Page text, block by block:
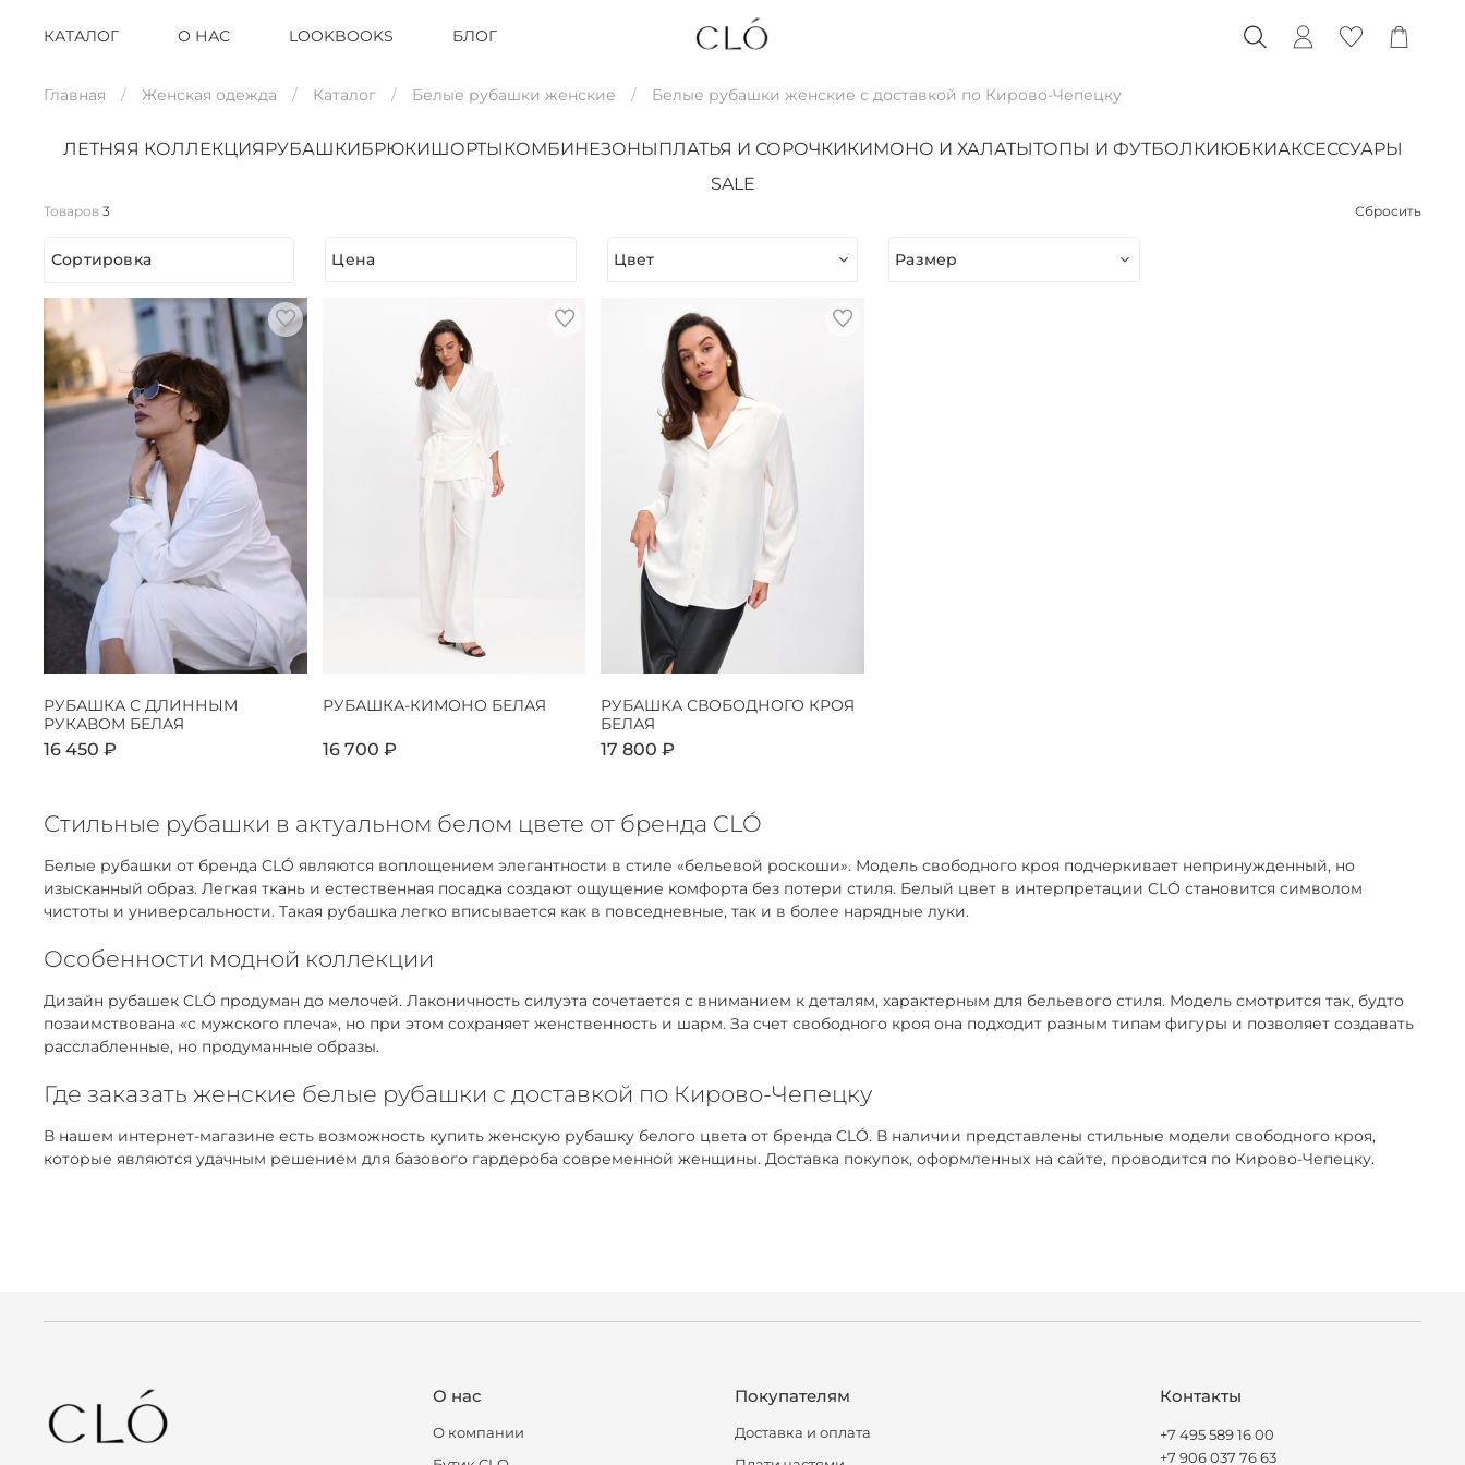
КАТАЛОГ О НАС LOOKBOOKS БЛОГ
Главная Женская одежда Каталог Белые рубашки женские Белые рубашки женские с доставкой по Кирово-Чепецку
ЛЕТНЯЯ КОЛЛЕКЦИЯ РУБАШКИБРЮКИШОРТЫ КОМБИНЕЗОНЫ ПЛАТЬЯ И СОРОЧКИКИМОНО И ХАЛАТЫТОПЫ И ФУТБОЛКИЮБКИАКСЕССУАРЫ
SALE
Товаров 3 Сбросить
Сортировка Цена Цвет Размер
РУБАШКА С ДЛИННЫМ
РУКАВОМ БЕЛАЯ
16 450 ₽
РУБАШКА-КИМОНО БЕЛАЯ
16 700 ₽
РУБАШКА СВОБОДНОГО КРОЯ
БЕЛАЯ
17 800 ₽
Стильные рубашки в актуальном белом цвете от бренда CLÓ
Белые рубашки от бренда CLÓ являются воплощением элегантности в стиле «бельевой роскоши». Модель свободного кроя подчеркивает непринужденный, но
изысканный образ. Легкая ткань и естественная посадка создают ощущение комфорта без потери стиля. Белый цвет в интерпретации CLÓ становится символом
чистоты и универсальности. Такая рубашка легко вписывается как в повседневные, так и в более нарядные луки.
Особенности модной коллекции
Дизайн рубашек CLÓ продуман до мелочей. Лаконичность силуэта сочетается с вниманием к деталям, характерным для бельевого стиля. Модель смотрится так, будто
позаимствована «с мужского плеча», но при этом сохраняет женственность и шарм. За счет свободного кроя она подходит разным типам фигуры и позволяет создавать
расслабленные, но продуманные образы.
Где заказать женские белые рубашки с доставкой по Кирово-Чепецку
В нашем интернет-магазине есть возможность купить женскую рубашку белого цвета от бренда CLÓ. В наличии представлены стильные модели свободного кроя,
которые являются удачным решением для базового гардероба современной женщины. Доставка покупок, оформленных на сайте, проводится по Кирово-Чепецку.
О нас
О компании
Покупателям
Доставка и оплата
Контакты
+7 495 589 16 00
+7 906 037 76 63